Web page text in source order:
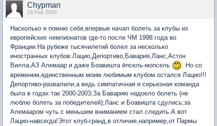
Chypman
16 Feb 2009
Насколько я помню себя,впервые начал болеть за клубы из
европейских чемпионатов где-то после ЧМ 1998 года во
Франции.На рубеже тысячилетий болел за несколько
иностранных клубов:Лацио,Депортиво,Бавария,Ланс,Астон
Вилла,АЗ Алкмаар и даже Боавишта ёпсель-мопсель
. Но со
временем,единственным моим любимым клубом остался Лацио!!!
Депортиво-развалили,а ведь симпатичная и серьезная команда
была в годах так 2000-2003;За Баварию надоело болеть (не
люблю болеть за победителей);Ланс и Боавишта сдулись;за
Алкмааром чуть с меньшим вниманием стал следить.А вот
Лацио-навсегда!Этот клуб-гранд,в отличие,например,от Пармы